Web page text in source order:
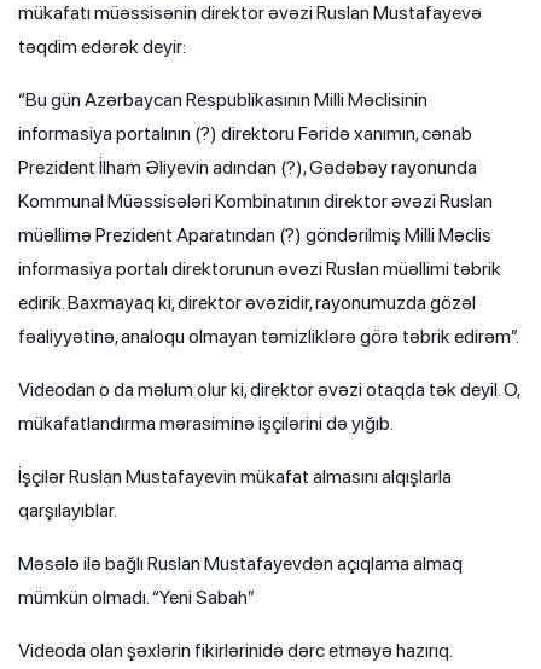
mükafatı müəssisənin direktor əvəzi Ruslan Mustafayevə
təqdim edərək deyir:
“Bu gün Azərbaycan Respublikasının Milli Məclisinin
informasiya portalının (?) direktoru Fəridə xanımın, cənab
Prezident İlham Əliyevin adından (?), Gədəbəy rayonunda
Kommunal Müəssisələri Kombinatının direktor əvəzi Ruslan
müəllimə Prezident Aparatından (?) göndərilmiş Milli Məclis
informasiya portalı direktorunun əvəzi Ruslan müəllimi təbrik
edirik. Baxmayaq ki, direktor əvəzidir, rayonumuzda gözəl
fəaliyyətinə, analoqu olmayan təmizliklərə görə təbrik edirəm”.
Videodan o da məlum olur ki, direktor əvəzi otaqda tək deyil. O,
mükafatlandırma mərasiminə işçilərini də yığıb.
İşçilər Ruslan Mustafayevin mükafat almasını alqışlarla
qarşılayıblar.
Məsələ ilə bağlı Ruslan Mustafayevdən açıqlama almaq
mümkün olmadı. “Yeni Sabah”
Videoda olan şəxlərin fikirlərinidə dərc etməyə hazırıq.